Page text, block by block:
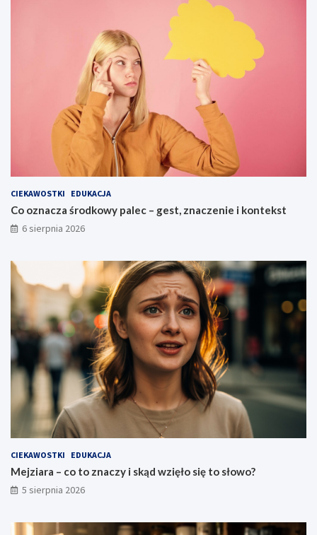
CIEKAWOSTKI EDUKACJA
Co oznacza środkowy palec – gest, znaczenie i kontekst
6 sierpnia 2026
CIEKAWOSTKI EDUKACJA
Mejziara – co to znaczy i skąd wzięło się to słowo?
5 sierpnia 2026